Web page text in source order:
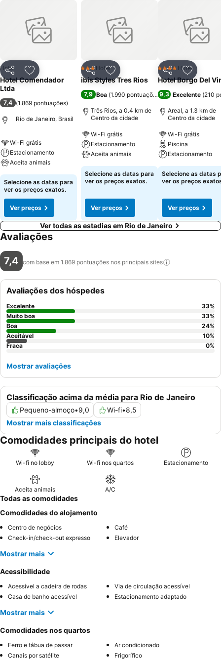
PartilharAdicionar aos favoritos
Hotel
Hotel Comendador
Ltda
7,4 (1.869 pontuações)
Rio de Janeiro, Brasil
Wi-Fi grátis
Estacionamento
Aceita animais
Selecione as datas para
ver os preços exatos.
Ver preços
PartilharAdicionar aos favoritos
3 Estrelas
Hotel
ibis Styles Tres Rios
7,9 Boa (1.990 pontuações)
Três Rios, a 0.4 km de
Centro da cidade
Wi-Fi grátis
Estacionamento
Aceita animais
Selecione as datas para
ver os preços exatos.
Ver preços
Partilhar
4 EstrelasHotel
Hotel Borgo Del
9,3 Excelente (210
Areal, a 1.3 km de
Centro da cidade
Wi-Fi grátis
Piscina
Estacionamento
Selecione as datas
ver os preços
Ver preços
Ver todas as estadias em Rio de Janeiro
Avaliações
7,4 com base em 1.869 pontuações nos principais sites
Classificação acima da média para Rio de Janeiro
Pequeno-almoço•9,0 Wi-fi•8,5
Mostrar mais classificações
Avaliações dos hóspedes
Excelente 33%
Muito boa
33%
Boa
24%
Aceitável
10%
Fraca
0%
Mostrar avaliações
Comodidades principais do hotel
Wi-fi no lobby Wi-fi nos quartos Estacionamento
Aceita animais A/C
Todas as comodidades
Comodidades do alojamento
Centro de negócios
Café
Check-in/check-out expresso
Elevador
Mostrar mais
Acessibilidade
Acessível a cadeira de rodas
Via de circulação acessível
Casa de banho acessível
Estacionamento adaptado
Mostrar mais
Comodidades nos quartos
Ferro e tábua de passar
Ar condicionado
Canais por satélite
Frigorífico